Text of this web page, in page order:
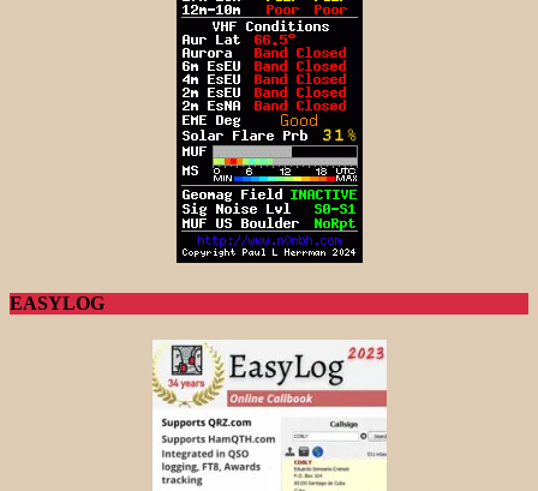
EASYLOG